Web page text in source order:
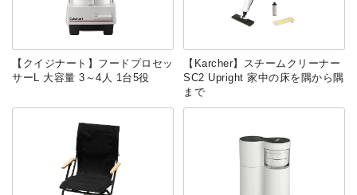
【クイジナート】フードプロセッ
サーL 大容量 3～4人 1台5役
【Karcher】スチームクリーナー
SC2 Upright 家中の床を隅から隅
まで